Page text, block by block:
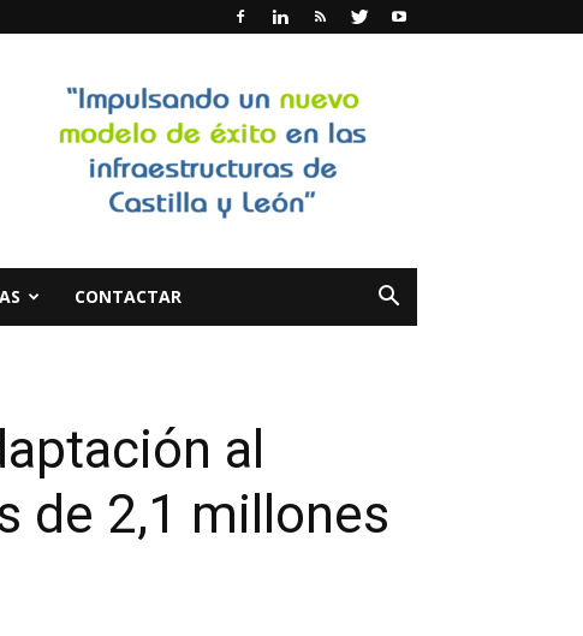
CONTACTAR
al
de 2,1 millones